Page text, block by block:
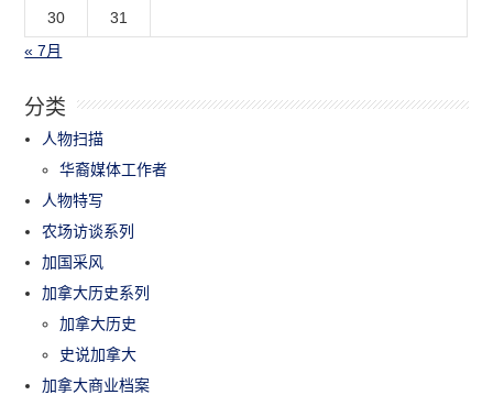
30
31
« 7月
分类
人物扫描
华裔媒体工作者
人物特写
农场访谈系列
加国采风
加拿大历史系列
加拿大历史
史说加拿大
加拿大商业档案